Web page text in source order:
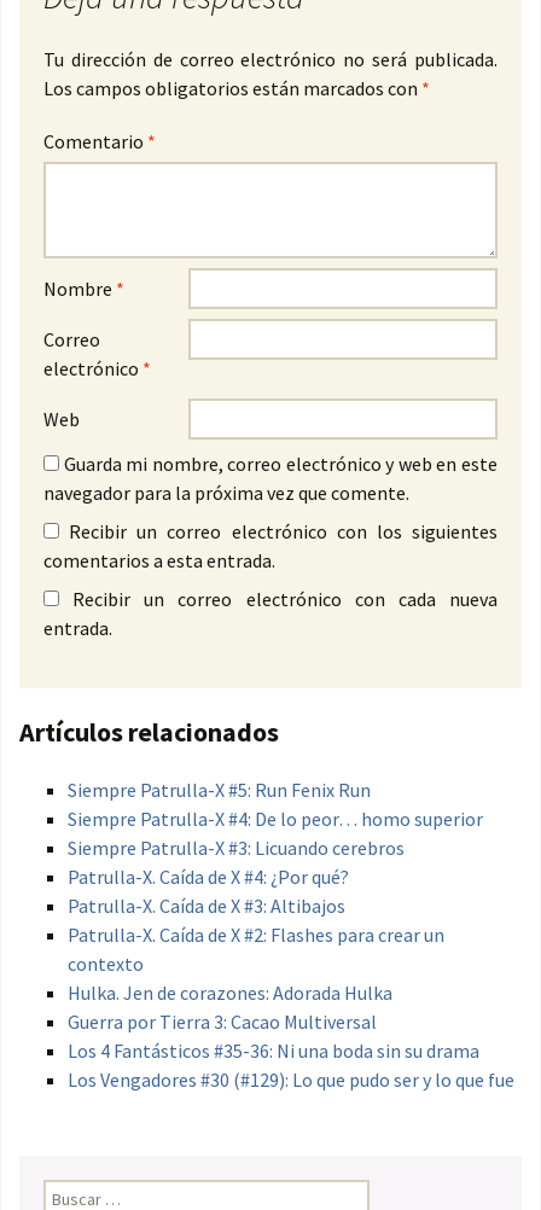
Tu dirección de correo electrónico no será publicada.
Los campos obligatorios están marcados con *
Comentario *
Nombre *
Correo
electrónico *
Web
Guarda mi nombre, correo electrónico y web en este
navegador para la próxima vez que comente.
Recibir un correo electrónico con los siguientes
comentarios a esta entrada.
Recibir un correo electrónico con cada nueva
entrada.
Artículos relacionados
Siempre Patrulla-X #5: Run Fenix Run
Siempre Patrulla-X #4: De lo peor… homo superior
Siempre Patrulla-X #3: Licuando cerebros
Patrulla-X. Caída de X #4: ¿Por qué?
Patrulla-X. Caída de X #3: Altibajos
Patrulla-X. Caída de X #2: Flashes para crear un
contexto
Hulka. Jen de corazones: Adorada Hulka
Guerra por Tierra 3: Cacao Multiversal
Los 4 Fantásticos #35-36: Ni una boda sin su drama
Los Vengadores #30 (#129): Lo que pudo ser y lo que fue
Buscar: